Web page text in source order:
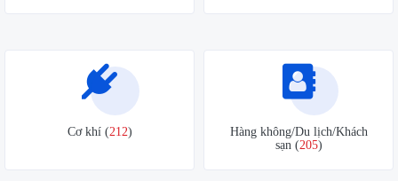
Cơ khí (212)
Hàng không/Du lịch/Khách
sạn (205)